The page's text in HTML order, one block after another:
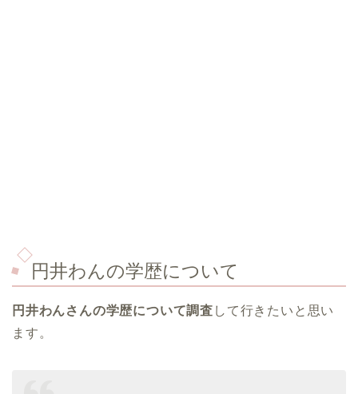
円井わんの学歴について
円井わんさんの学歴について調査 して行きたいと思い
ます。